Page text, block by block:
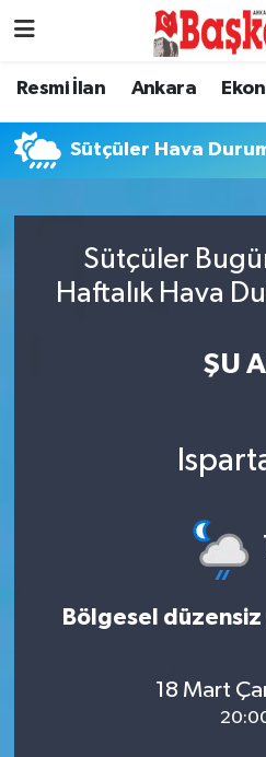
Resmi İlan Ankara
Sütçüler Hava
Sütçüler
Haftalık Hava
ŞU
Bölgesel düzensiz
18 Mart